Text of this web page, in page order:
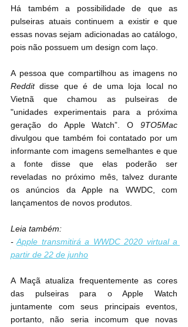
Há também a possibilidade de que as
pulseiras atuais continuem a existir e que
essas novas sejam adicionadas ao catálogo,
pois não possuem um design com laço.
Reddit disse que é de uma loja local no
Vietnã que chamou as pulseiras de
"unidades experimentais para a próxima
geração do Apple Watch”. O 9TO5Mac
divulgou que também foi contatado por um
informante com imagens semelhantes e que
a fonte disse que elas poderão ser
reveladas no próximo mês, talvez durante
os anúncios da Apple na WWDC, com
lançamentos de novos produtos.
Leia também:
- Apple transmitirá a WWDC 2020 virtual a
partir de 22 de junho
A Maçã atualiza frequentemente as cores
das pulseiras para o Apple Watch
juntamente com seus principais eventos,
portanto, não seria incomum que novas